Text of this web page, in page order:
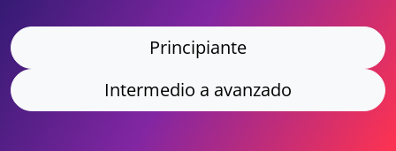
Principiante
Intermedio a avanzado